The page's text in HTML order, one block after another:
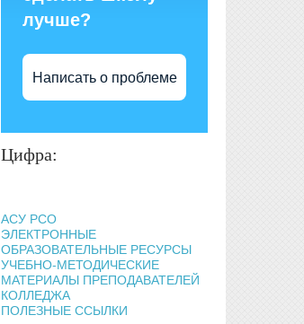
лучше?
Написать о проблеме
Цифра:
АСУ РСО
ЭЛЕКТРОННЫЕ
ОБРАЗОВАТЕЛЬНЫЕ РЕСУРСЫ
УЧЕБНО-МЕТОДИЧЕСКИЕ
МАТЕРИАЛЫ ПРЕПОДАВАТЕЛЕЙ
КОЛЛЕДЖА
ПОЛЕЗНЫЕ ССЫЛКИ